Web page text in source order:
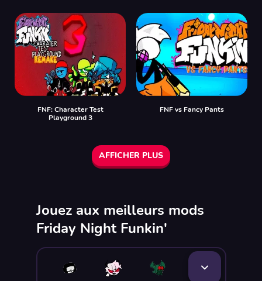
FNF: Character Test
Playground 3
FNF vs Fancy Pants
AFFICHER PLUS
Jouez aux meilleurs mods
Friday Night Funkin'